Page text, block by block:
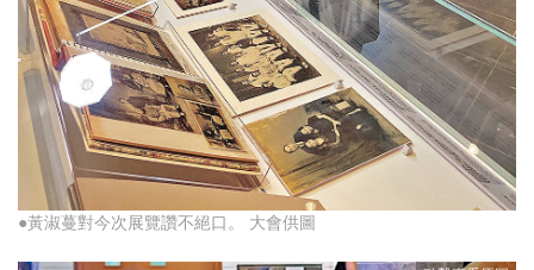
●黃淑蔓對今次展覽讚不絕口。 大會供圖